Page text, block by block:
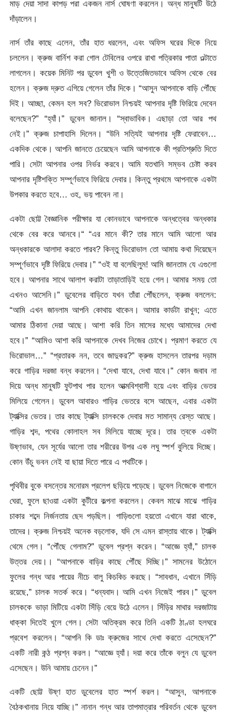
মাড় দেয়া সাদা কাপড় পরা একজন নার্স ঘোষণা করলেন। অন্ধ মানুষটি উঠে
দাঁড়ালেন।
নার্স তাঁর কাছে এলেন, তাঁর হাত ধরলেন, এবং অফিস ঘরের দিকে নিয়ে
চললেন। ক্রুজ বার্নিশ করা গোল টেবিলের ওপরে রাখা পত্রিকার পাতা ওল্টাতে
লাগলেন। কয়েক মিনিট পর ডুবেল খুশী ও উত্তেজিতভাবে অফিস থেকে বের
হলেন। ক্রুজ দ্রুত এগিয়ে গেলেন তাঁর দিকে। “আসুন আপনাকে বাড়ি পৌঁছে
দিই। আচ্ছা, কেমন হল সব? ভিরোভাল নিশ্চয়ই আপনার দৃষ্টি ফিরিয়ে দেবেন
বলেছেন?” “হ্যাঁ।” ডুবেল জানাল। “স্বাভাবিক। এছাড়া তো আর পথ
নেই।” ক্রুজ চাপাহাসি দিলেন। “উনি সত্যিই আপনার দৃষ্টি ফেরাবেন…
একদিক থেকে। আপনি জানতে চেয়েছেন আমি আপনাকে কী প্রতিশ্রুতি দিতে
পারি। সেটা আপনার ওপর নির্ভর করবে। আমি যতখানি সম্ভব চেষ্টা করব
আপনার দৃষ্টিশক্তি সম্পূর্ণভাবে ফিরিয়ে দেবার। কিন্তু প্রথমে আপনাকে একটা
উপকার করতে হবে… ওহ, ভয় পাবেন না।
একটা ছোট্ট বৈজ্ঞানিক পরীক্ষার যা কোনভাবে আপনাকে অন্ধত্বের অন্ধকার
থেকে বের করে আনবে।“ “এর মানে কী? তার মানে আমি আলো আর
অন্ধকারকে আলাদা করতে পারব? কিন্তু ভিরোভাল তো আমায় কথা দিয়েছেন
সম্পূর্ণভাবে দৃষ্টি ফিরিয়ে দেবার।” “ওই যা বলেছিলুম! আমি জানতাম যে এগুলো
হবে। আপনার সাথে আলাপ করাটা তাড়াতাড়িই হয়ে গেল। আমার সময় তো
এখনও আসেনি।” ডুবেলের বাড়িতে যখন তাঁরা পৌঁছলেন, ক্রুজ বললেন:
“আমি এখন জানলাম আপনি কোথায় থাকেন। আমার কার্ডটা রাখুন; এতে
আমার ঠিকানা দেয়া আছে। আশা করি তিন মাসের মধ্যে আমাদের দেখা
হবে।” “আমিও আশা করি আপনাকে দেখব নিজের চোখে। প্রমাণ করতে যে
ভিরোভাল…” “প্রতারক নন, তবে জাদুকর?” ক্রুজ হাসলেন তারপর দড়াম
করে গাড়ির দরজা বন্ধ করলেন। “দেখা যাবে, দেখা যাবে।” কোন জবাব না
দিয়ে অন্ধ মানুষটি ফুটপাথ পার হলেন আত্মবিশ্বাসী হয়ে এবং বাড়ির ভেতর
মিলিয়ে গেলেন। ডুবেল আবারও গাড়ির ভেতরে বসে আছেন, এবার একটা
ট্যাক্সির ভেতর। তার কাছে ট্যাক্সি চালককে দেবার মত সামান্য রেস্ত আছে।
গাড়ির শব্দ, পথের কোলাহল সব মিলিয়ে যাচ্ছে দূরে। তার ত্বকে একটা
উষ্ণভাব, যেন সূর্যের আলো তার শরীরের উপর এক লঘু স্পর্শ বুলিয়ে দিচ্ছে।
কোন উঁচু ভবন নেই যা ছায়া দিতে পারে এ পথটিকে।
পৃথিবীর বুকে বসন্তের মনোরম প্রলেপ ছড়িয়ে পড়েছে। ডুবেল নিজেকে বাগানে
ঘেরা, ফুলে ছাওয়া একটা কুটীরে কল্পনা করলেন। কেবল মাঝে মাঝে গাড়ির
চাকার শব্দে নির্জনতায় ছেদ পড়ছিল। গাড়িগুলো হয়তো এখানে যারা থাকে,
তাদের। ক্রুজ নিশ্চয়ই অনেক বড়লোক, যদি সে এমন রাস্তায় থাকে। ট্যাক্সি
থেমে গেল। “পৌঁছে গেলাম?” ডুবেল প্রশ্ন করেন। “আজ্ঞে হ্যাঁ,” চালক
উত্তর দেয়।। “আপনাকে বাড়ির কাছে পৌঁছে দিচ্ছি।” সামনের উঠোনে
ফুলের গন্ধ আর পায়ের নীচে বালু কিচকিচ করছে। “সাবধান, এখানে সিঁড়ি
রয়েছে,” চালক সতর্ক করে। “ধন্যবাদ। আমি এখন নিজেই পারব।” ডুবেল
চালককে ভাড়া মিটিয়ে একটা সিঁড়ি বেয়ে উঠে এলেন। সিঁড়ির মাথার দরজাটায়
ধাক্কা দিতেই খুলে গেল। সেটা অতিক্রম করে তিনি একটি ঠাণ্ডা হলঘরে
প্রবেশ করলেন। “আপনি কি ডাঃ ক্রুজের সাথে দেখা করতে এসেছেন?”
একটি নারী কন্ঠ প্রশ্ন করল। “আজ্ঞে হ্যাঁ। দয়া করে তাঁকে বলুন যে ডুবেল
এসেছেন। উনি আমায় চেনেন।”
একটি ছোট্ট উষ্ণ হাত ডুবেলের হাত স্পর্শ করল। “আসুন, আপনাকে
বৈঠকখানায় নিয়ে যাচ্ছি।” নানান গন্ধ আর তাপমাত্রার পরিবর্তন থেকে ডুবেল